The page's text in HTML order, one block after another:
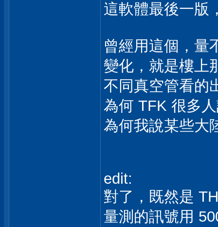
這軟體最後一版
曾經用這個，量
變化，就是樓上
不同真空管看的
為何 TFK 很多
為何我說某些大
edit:
對了，既然是
量測的訊號用